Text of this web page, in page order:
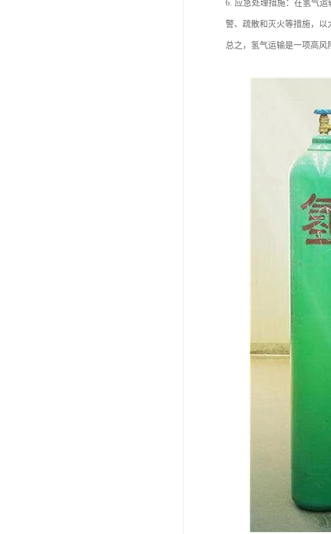
6. 应急处理措施：在氢气
警、疏散和灭火等措施，以
总之，氢气运输是一项高风